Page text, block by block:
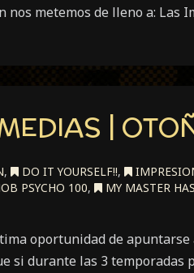
metemos de lleno a: Las
|
, DO IT YOURSELF!!,
PSYCHO 100, MY MASTER
oportunidad de
si durante las 3 temporadas